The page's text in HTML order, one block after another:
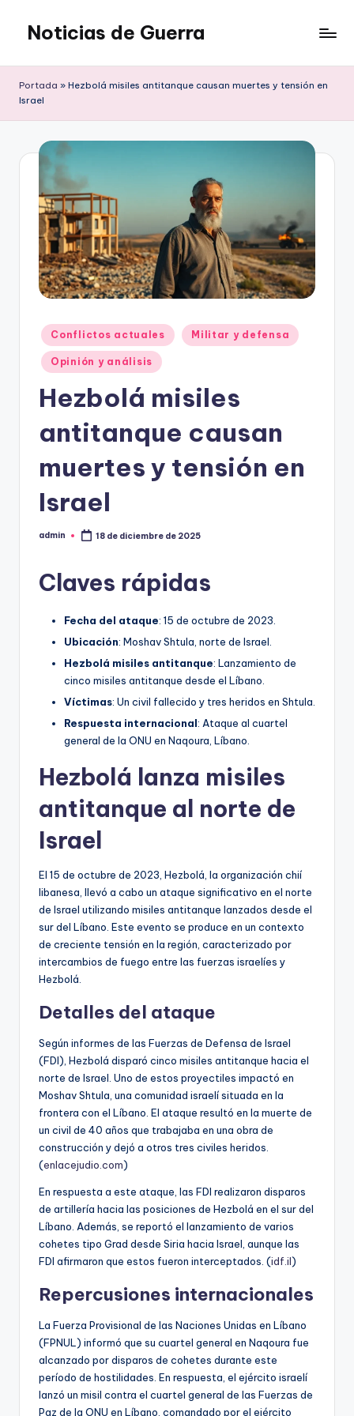
Saltar
contenido
Noticias de Guerra
Portada » Hezbolá misiles antitanque causan muertes y tensión en
Israel
Publicado
en
Conflictos actuales Militar y defensa
Opinión y análisis
Hezbolá misiles
antitanque causan
muertes y tensión en
Israel
Publicado
admin 18 de diciembre de 2025
Claves rápidas
Fecha del ataque: 15 de octubre de 2023.
Ubicación: Moshav Shtula, norte de Israel.
Hezbolá misiles antitanque: Lanzamiento de
cinco misiles antitanque desde el Líbano.
Víctimas: Un civil fallecido y tres heridos en Shtula.
Respuesta internacional: Ataque al cuartel
general de la ONU en Naqoura, Líbano.
Hezbolá lanza misiles
antitanque al norte de
Israel
El 15 de octubre de 2023, Hezbolá, la organización chií
libanesa, llevó a cabo un ataque significativo en el norte
de Israel utilizando misiles antitanque lanzados desde el
sur del Líbano. Este evento se produce en un contexto
de creciente tensión en la región, caracterizado por
intercambios de fuego entre las fuerzas israelíes y
Hezbolá.
Detalles del ataque
Según informes de las Fuerzas de Defensa de Israel
(FDI), Hezbolá disparó cinco misiles antitanque hacia el
norte de Israel. Uno de estos proyectiles impactó en
Moshav Shtula, una comunidad israelí situada en la
frontera con el Líbano. El ataque resultó en la muerte de
un civil de 40 años que trabajaba en una obra de
construcción y dejó a otros tres civiles heridos.
(enlacejudio.com)
En respuesta a este ataque, las FDI realizaron disparos
de artillería hacia las posiciones de Hezbolá en el sur del
Líbano. Además, se reportó el lanzamiento de varios
cohetes tipo Grad desde Siria hacia Israel, aunque las
FDI afirmaron que estos fueron interceptados. (idf.il)
Repercusiones internacionales
La Fuerza Provisional de las Naciones Unidas en Líbano
(FPNUL) informó que su cuartel general en Naqoura fue
alcanzado por disparos de cohetes durante este
período de hostilidades. En respuesta, el ejército israelí
lanzó un misil contra el cuartel general de las Fuerzas de
Paz de la ONU en Líbano, comandado por el ejército